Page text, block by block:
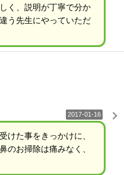
く、説明が丁寧で分か
う先生にやっていただ
2017-01-16
けた事をきっかけに、
のお掃除は痛みなく、